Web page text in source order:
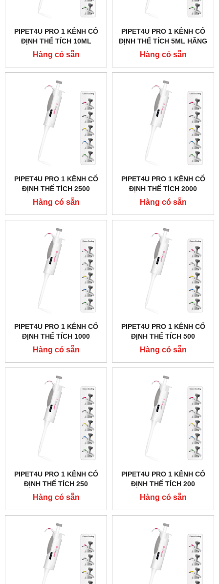
PIPET4U PRO 1 KÊNH CỐ
ĐỊNH THỂ TÍCH 10ML
HÃNG AHN - ĐỨC
Hàng có sẵn
PIPET4U PRO 1 KÊNH CỐ
ĐỊNH THỂ TÍCH 5ML HÃNG
AHN - ĐỨC
Hàng có sẵn
PIPET4U PRO 1 KÊNH CỐ
ĐỊNH THỂ TÍCH 2500
MICROLIT (2.5ML) HÃNG
AHN - ĐỨC
Hàng có sẵn
PIPET4U PRO 1 KÊNH CỐ
ĐỊNH THỂ TÍCH 2000
MICROLIT (2ML) HÃNG
AHN - ĐỨC
Hàng có sẵn
PIPET4U PRO 1 KÊNH CỐ
ĐỊNH THỂ TÍCH 1000
MICROLIT (1ML) HÃNG
AHN - ĐỨC
Hàng có sẵn
PIPET4U PRO 1 KÊNH CỐ
ĐỊNH THỂ TÍCH 500
MICROLIT HÃNG AHN -
ĐỨC
Hàng có sẵn
PIPET4U PRO 1 KÊNH CỐ
ĐỊNH THỂ TÍCH 250
MICROLIT HÃNG AHN -
ĐỨC
Hàng có sẵn
PIPET4U PRO 1 KÊNH CỐ
ĐỊNH THỂ TÍCH 200
MICROLIT HÃNG AHN -
ĐỨC
Hàng có sẵn